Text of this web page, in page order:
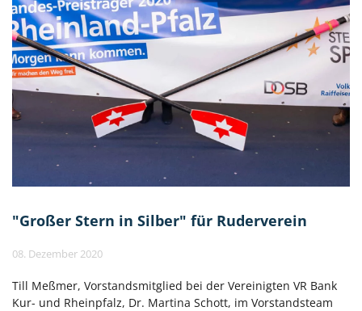
"Großer Stern in Silber" für Ruderverein
08. Dezember 2020
Till Meßmer, Vorstandsmitglied bei der Vereinigten VR Bank
Kur- und Rheinpfalz, Dr. Martina Schott, im Vorstandsteam